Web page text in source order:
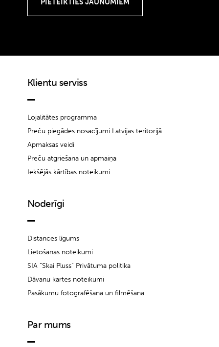
Klientu serviss
Lojalitātes programma
Preču piegādes nosacījumi Latvijas teritorijā
Apmaksas veidi
Preču atgriešana un apmaiņa
Iekšējās kārtības noteikumi
Noderīgi
Distances līgums
Lietošanas noteikumi
SIA “Skai Pluss” Privātuma politika
Dāvanu kartes noteikumi
Pasākumu fotografēšana un filmēšana
Par mums